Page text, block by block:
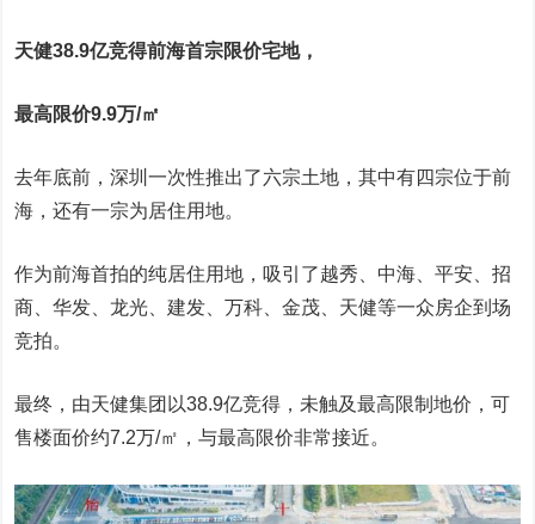
天健38.9亿竞得前海首宗限价宅地，
最高限价9.9万/㎡
去年底前，深圳一次性推出了六宗土地，其中有四宗位于前
海，还有一宗为居住用地。
作为前海首拍的纯居住用地，吸引了越秀、中海、平安、招
商、华发、龙光、建发、万科、金茂、天健等一众房企到场
竞拍。
最终，由天健集团以38.9亿竞得，未触及最高限制地价，可
售楼面价约7.2万/㎡，与最高限价非常接近。